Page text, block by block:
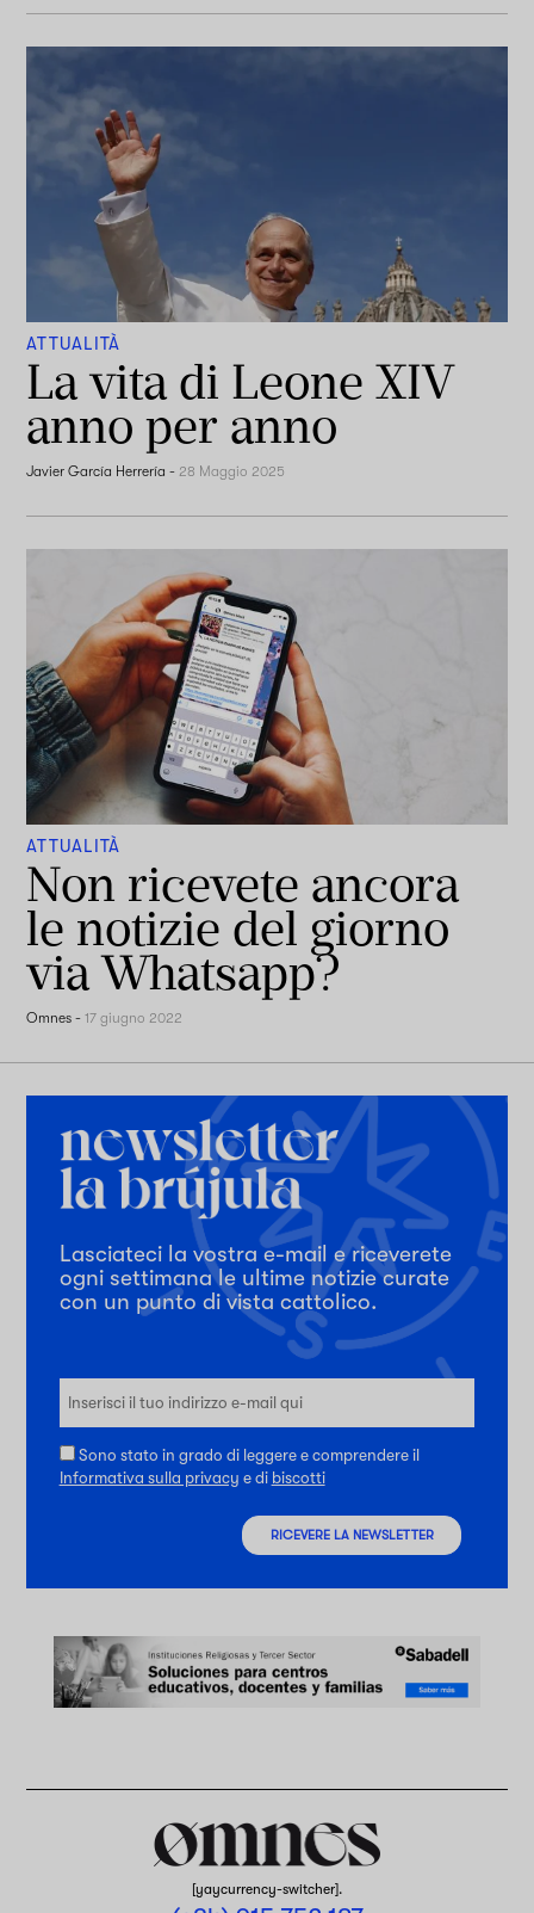
ATTUALITÀ
La vita di Leone XIV
anno per anno
Javier García Herrería -28 Maggio 2025
ATTUALITÀ
Non ricevete ancora
le notizie del giorno
via Whatsapp?
Omnes -17 giugno 2022
Lasciateci la vostra e-mail e riceverete
ogni settimana le ultime notizie curate
con un punto di vista cattolico.
Sono stato in grado di leggere e comprendere il
Informativa sulla privacy e di biscotti
RICEVERE LA NEWSLETTER
[yaycurrency-switcher].